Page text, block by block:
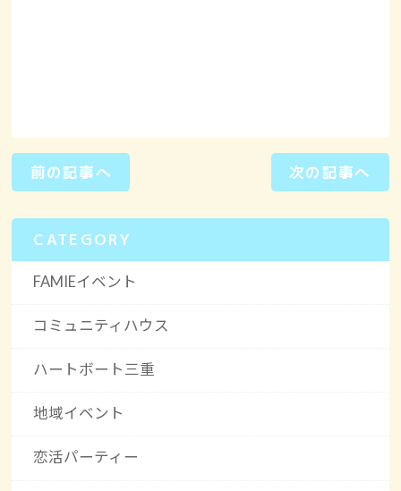
前の記事へ 次の記事へ
CATEGORY
FAMIEイベント
コミュニティハウス
ハートボート三重
地域イベント
恋活パーティー